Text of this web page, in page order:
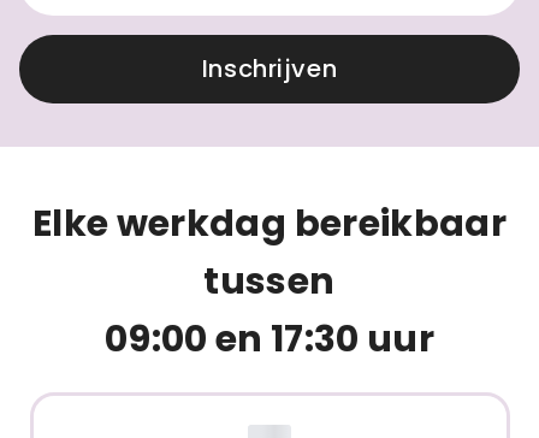
Inschrijven
Elke werkdag bereikbaar
tussen
09:00 en 17:30 uur